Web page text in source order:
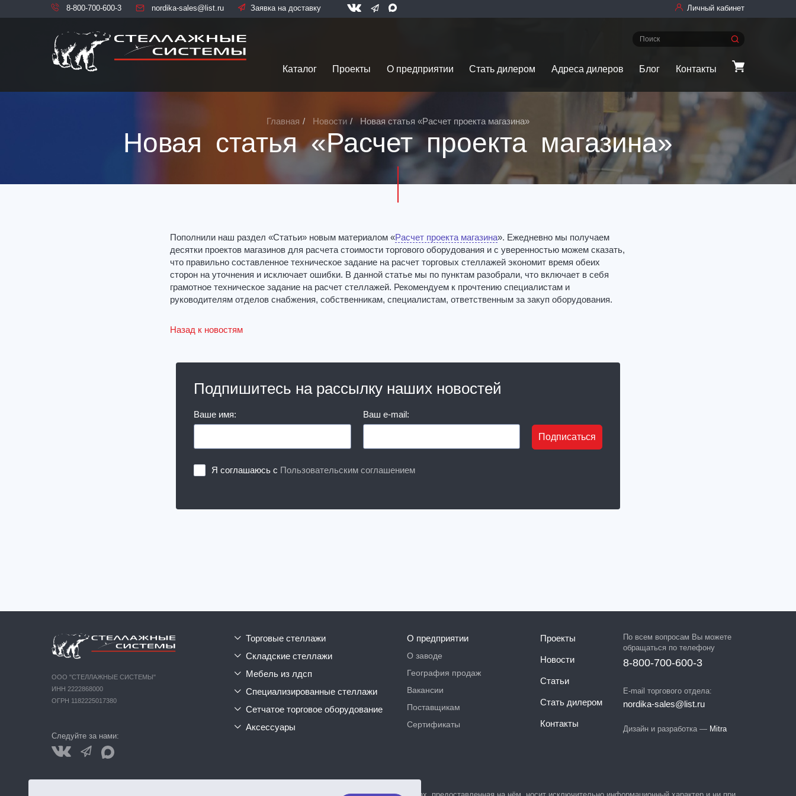
8-800-700-600-3 nordika-sales@list.ru Заявка на доставку Личный кабинет
Каталог Проекты О предприятии Стать дилером Адреса дилеров Блог Контакты
Главная Новости Новая статья «Расчет проекта магазина»
Новая статья «Расчет проекта магазина»
Пополнили наш раздел «Статьи» новым материалом «Расчет проекта магазина». Ежедневно мы получаем
десятки проектов магазинов для расчета стоимости торгового оборудования и с уверенностью можем сказать,
что правильно составленное техническое задание на расчет торговых стеллажей экономит время обеих
сторон на уточнения и исключает ошибки. В данной статье мы по пунктам разобрали, что включает в себя
грамотное техническое задание на расчет стеллажей. Рекомендуем к прочтению специалистам и
руководителям отделов снабжения, собственникам, специалистам, ответственным за закуп оборудования.
Назад к новостям
Подпишитесь на рассылку наших новостей
Ваше имя: Ваш e-mail:
Я соглашаюсь с Пользовательским соглашением
Подписаться
ООО "СТЕЛЛАЖНЫЕ СИСТЕМЫ"
ИНН 2222868000
ОГРН 1182225017380
Следуйте за нами:
торговые стеллажи
складские стеллажи
мебель из лдсп
специализированные стеллажи
сетчатое торговое оборудование
аксессуары
О предприятии
О заводе
География продаж
Вакансии
Поставщикам
Сертификаты
Проекты
Новости
Статьи
Стать дилером
Контакты
По всем вопросам Вы можете
обращаться по телефону
8-800-700-600-3
E-mail торгового отдела:
nordika-sales@list.ru
Дизайн и разработка — Mitra